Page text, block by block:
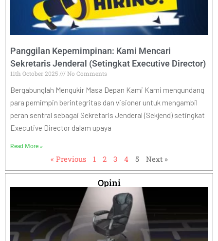
Panggilan Kepemimpinan: Kami Mencari
Sekretaris Jenderal (Setingkat Executive Director)
11th October 2025 No Comments
Bergabunglah Mengukir Masa Depan Kami Kami mengundang
para pemimpin berintegritas dan visioner untuk mengambil
peran sentral sebagai Sekretaris Jenderal (Sekjend) setingkat
Executive Director dalam upaya
Read More »
« Previous 1 2 3 4 5 Next »
Opini